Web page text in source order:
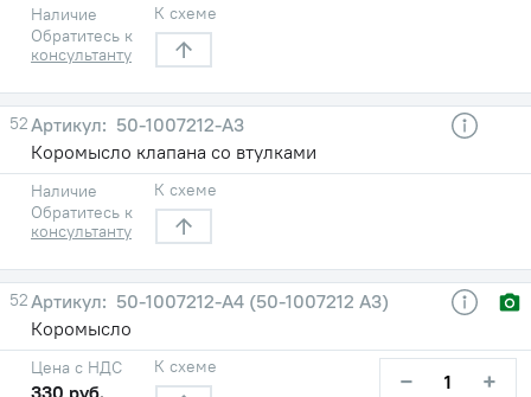
Наличие
Обратитесь к
консультанту
К схеме
52
50-1007212-А3
Коромысло клапана со втулками
Наличие
Обратитесь к
консультанту
К схеме
52
50-1007212-А4 (50-1007212 А3)
Коромысло
Цена с НДС
330 руб.
К схеме − +